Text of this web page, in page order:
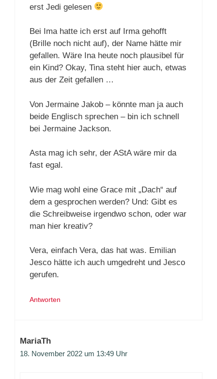
erst Jedi gelesen
Bei Ima hatte ich erst auf Irma gehofft
(Brille noch nicht auf), der Name hätte mir
gefallen. Wäre Ina heute noch plausibel für
ein Kind? Okay, Tina steht hier auch, etwas
aus der Zeit gefallen …
Von Jermaine Jakob – könnte man ja auch
beide Englisch sprechen – bin ich schnell
bei Jermaine Jackson.
Asta mag ich sehr, der AStA wäre mir da
fast egal.
Wie mag wohl eine Grace mit „Dach“ auf
dem a gesprochen werden? Und: Gibt es
die Schreibweise irgendwo schon, oder war
man hier kreativ?
Vera, einfach Vera, das hat was. Emilian
Jesco hätte ich auch umgedreht und Jesco
gerufen.
Antworten
MariaTh
18. November 2022 um 13:49 Uhr